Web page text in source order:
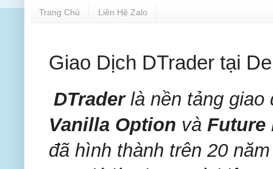
Trang Chủ Liên Hệ Zalo
Giao Dịch DTrader tại
DTraderlà nền tảng
Vanilla Option và Future
đã hình thành trên 20